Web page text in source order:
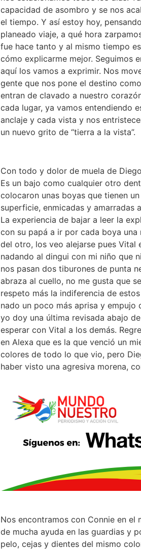
capacidad de asombro y se nos
el tiempo. Y así estoy hoy,
planeado viaje, a qué hora
fue hace tanto y al mismo tiempo
cómo explicarme mejor. Seguimos
aquí los vamos a exprimir. Nos
gente que nos pone el destino
entran de clavado a nuestro
cada lugar, ya vamos entendiendo
anclaje y cada vista y nos
un nuevo grito de “tierra a la vista”.
Con todo y dolor de muela de
Es un bajo como cualquier otro
colocaron unas boyas que tienen
superficie, enmicadas y amarradas
La experiencia de bajar a leer la
con su papá a ir por cada boya
del otro, los veo alejarse pues Vital
nadando al dingui con mi niño que
nos pasan dos tiburones de punta
abraza al cuello, no me gusta que
respeto más la indiferencia de
nado un poco más aprisa y empujo
yo doy una última revisada abajo
esperar con Vital a los demás.
en Alexa que es la que venció un
colores de todo lo que vio, pero
haber visto una agresiva morena,
Nos encontramos con Connie en el
de mucha ayuda en las guardias y
pelo, cejas y dientes del mismo